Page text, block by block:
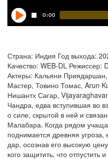
Страна: Индия Год выхода:
Качество: WEB-DL Режиссер:
Актеры: Кальяни
Мастер, Товино Томас, Arun
Нишантх Сагар,
Чандра, едва вступившая во
о силе, скрытой в ней и
Малабара. Когда рядом
поднимается древняя
дар, осознав его высокую
кого защитить, что отпустить